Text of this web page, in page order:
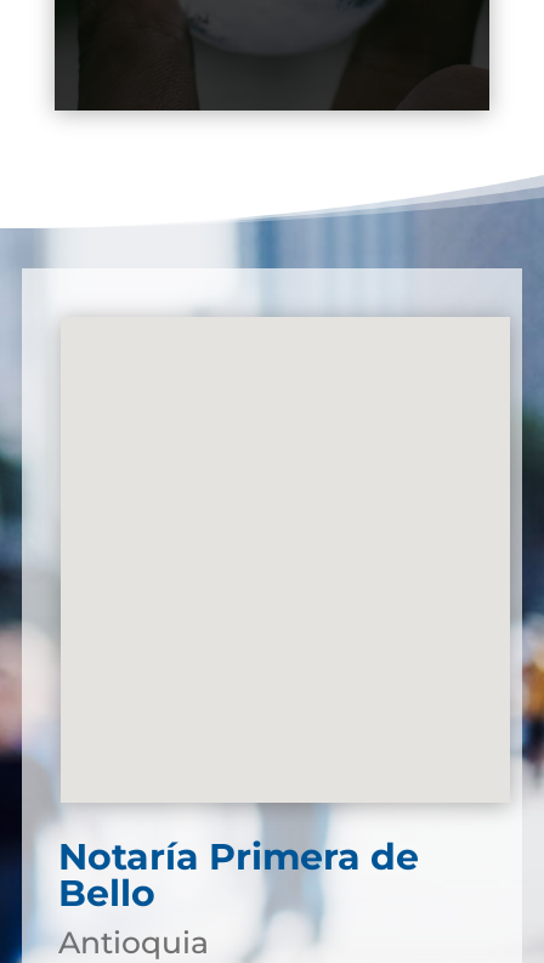
Notaría Primera de
Bello
Antioquia